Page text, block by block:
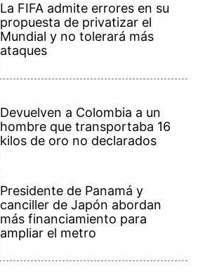
La FIFA admite errores en su
propuesta de privatizar el
Mundial y no tolerará más
ataques
Devuelven a Colombia a un
hombre que transportaba 16
kilos de oro no declarados
Presidente de Panamá y
canciller de Japón abordan
más financiamiento para
ampliar el metro